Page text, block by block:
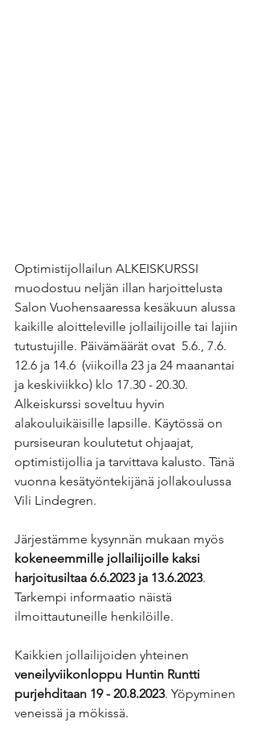
Optimistijollailun ALKEISKURSSI
muodostuu neljän illan harjoittelusta
Salon Vuohensaaressa kesäkuun alussa
kaikille aloitteleville jollailijoille tai lajiin
tutustujille. Päivämäärät ovat  5.6., 7.6.
12.6 ja 14.6  (viikoilla 23 ja 24 maanantai
ja keskiviikko) klo 17.30 - 20.30.
Alkeiskurssi soveltuu hyvin
alakouluikäisille lapsille. Käytössä on
pursiseuran koulutetut ohjaajat,
optimistijollia ja tarvittava kalusto. Tänä
vuonna kesätyöntekijänä jollakoulussa
Vili Lindegren.
Järjestämme kysynnän mukaan myös
kokeneemmille jollailijoille kaksi
harjoitusiltaa 6.6.2023 ja 13.6.2023.
Tarkempi informaatio näistä
ilmoittautuneille henkilöille.
Kaikkien jollailijoiden yhteinen
veneilyviikonloppu Huntin Runtti
purjehditaan 19 - 20.8.2023. Yöpyminen
veneissä ja mökissä.